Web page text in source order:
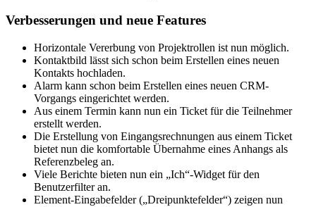
Verbesserungen und neue Features
Horizontale Vererbung von Projektrollen ist nun möglich.
Kontaktbild lässt sich schon beim Erstellen eines neuen
Kontakts hochladen.
Alarm kann schon beim Erstellen eines neuen CRM-
Vorgangs eingerichtet werden.
Aus einem Termin kann nun ein Ticket für die Teilnehmer
erstellt werden.
Die Erstellung von Eingangsrechnungen aus einem Ticket
bietet nun die komfortable Übernahme eines Anhangs als
Referenzbeleg an.
Viele Berichte bieten nun ein „Ich“-Widget für den
Benutzerfilter an.
Element-Eingabefelder („Dreipunktefelder“) zeigen nun